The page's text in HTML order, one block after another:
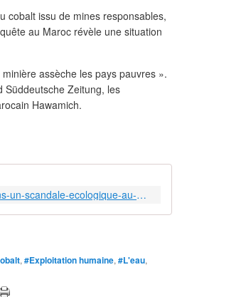
cobalt issu de mines responsables,
au Maroc révèle une situation
assèche les pays pauvres ».
Süddeutsche Zeitung, les
Hawamich.
https://reporterre.net/BMW-et-Renault-impliques-dans-un-scandale-ecologique-au-Maroc
, #Exploitation humaine, #L'eau,